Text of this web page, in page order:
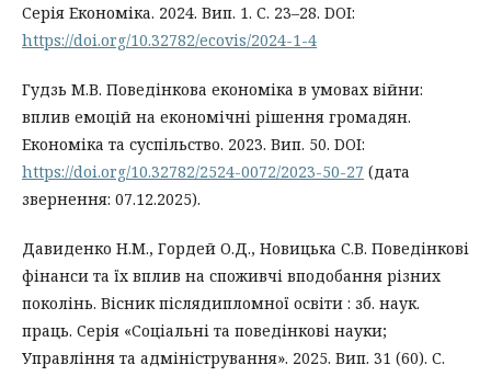
Серія Економіка. 2024. Вип. 1. С. 23–28. DOI:
https://doi.org/10.32782/ecovis/2024-1-4
Гудзь М.В. Поведінкова економіка в умовах війни:
вплив емоцій на економічні рішення громадян.
Економіка та суспільство. 2023. Вип. 50. DOI:
https://doi.org/10.32782/2524-0072/2023-50-27 (дата
звернення: 07.12.2025).
Давиденко Н.М., Гордей О.Д., Новицька С.В. Поведінкові
фінанси та їх вплив на споживчі вподобання різних
поколінь. Вісник післядипломної освіти : зб. наук.
праць. Серія «Соціальні та поведінкові науки;
Управління та адміністрування». 2025. Вип. 31 (60). С.